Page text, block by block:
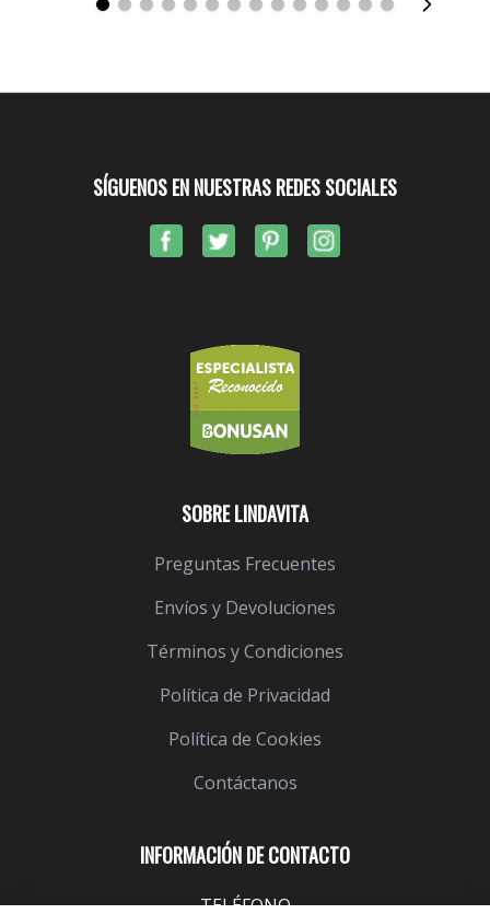
INFORMACIÓN DE CONTACTO
TELÉFONO
SOBRE LINDAVITA
Preguntas Frecuentes
Envíos y Devoluciones
Términos y Condiciones
Política de Privacidad
Política de Cookies
Contáctanos
SÍGUENOS EN NUESTRAS REDES SOCIALES